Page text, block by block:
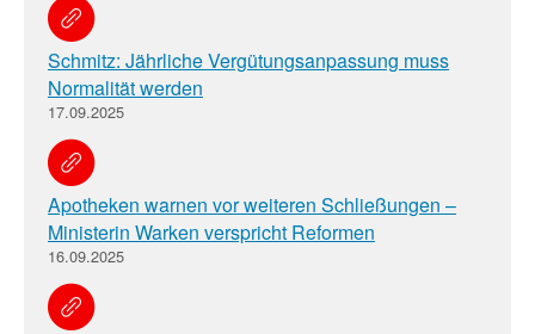
Schmitz: Jährliche Vergütungsanpassung muss
Normalität werden
17.09.2025
Apotheken warnen vor weiteren Schließungen –
Ministerin Warken verspricht Reformen
16.09.2025